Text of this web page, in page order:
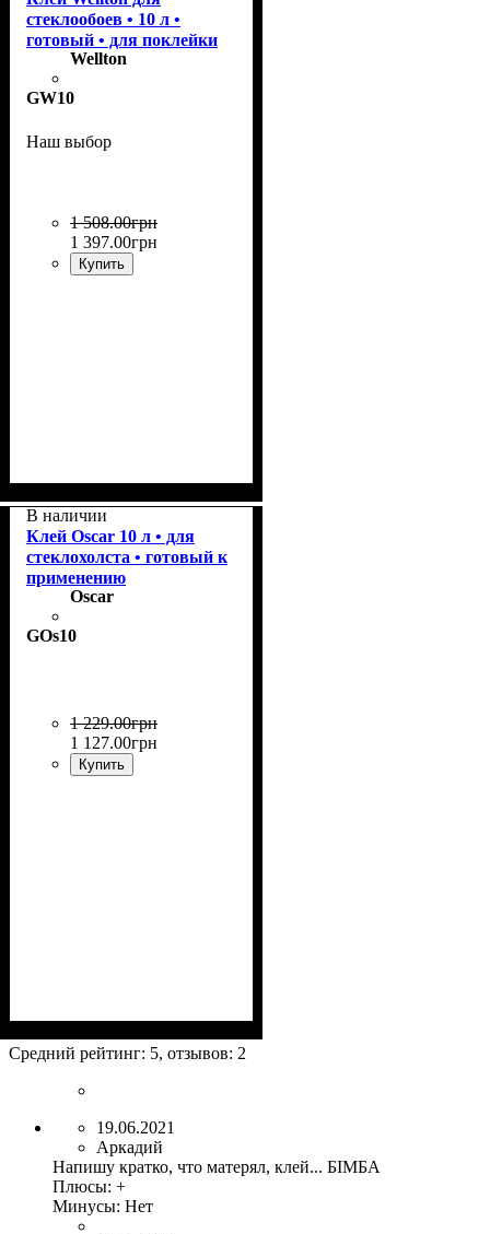
стеклообоев • 10 л •
готовый • для поклейки
Wellton
GW10
Наш выбор
1 508.00грн
1 397.00грн
Купить
флизелин, виниловые обои
на бумажной основе, для
тканевых обоев, для
тяжелых обоев.
В наличии
Клей Oscar 10 л • для
стеклохолста • готовый к
применению
Oscar
GOs10
1 229.00грн
1 127.00грн
Купить
обои бумажные, виниловые
флизелиновой основе, обои
Средний рейтинг: 5, отзывов: 2
19.06.2021
Аркадий
Напишу кратко, что матерял, клей... БІМБА
Плюсы: +
Минусы: Нет